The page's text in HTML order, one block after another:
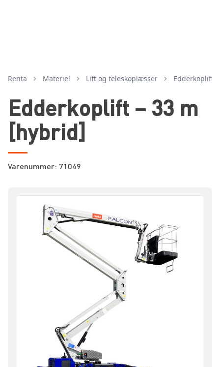
Renta Materiel lift og teleskoplæsser edderkoplift
Edderkoplift – 33 m
[hybrid]
Varenummer: 71049